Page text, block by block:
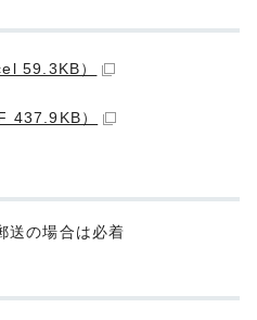
59.3KB）
437.9KB）
の場合は必着